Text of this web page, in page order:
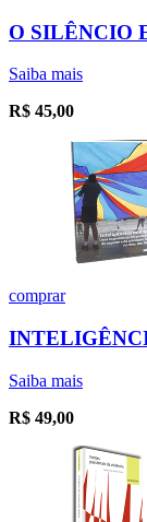
O SILÊNCIO
Saiba mais
R$ 45,00
comprar
Saiba mais
R$ 49,00